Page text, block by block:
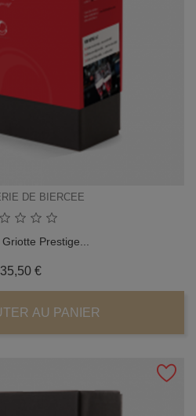
DE BIERCEE
Prestige...
35,50 €Prix
AU PANIER